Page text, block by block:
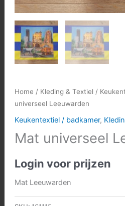
Home / Kleding & Textiel /
universeel Leeuwarden
Keukentextiel / badkamer,
Mat universeel
Login voor prijzen
Mat Leeuwarden